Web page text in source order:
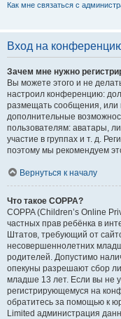
Как мне связаться с
Вход на
Зачем мне нужно
Вы можете этого и не
настроил конференцию:
размещать сообщения, или
дополнительные
пользователям: аватары,
участие в группах и т. д.
поэтому мы рекомендуем
Вернуться к началу
Что такое COPPA?
COPPA (Children’s Online
частных прав ребёнка в
Штатов, требующий от
несовершеннолетних
родителей. Допустимо
опекуны разрешают сбор
младше 13 лет. Если вы не
регистрирующемуся на
обратитесь за помощью к
Limited администрация